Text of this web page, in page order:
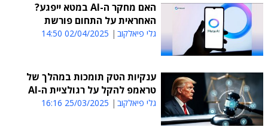
האם מחקר ה-AI במטא ייפגע?
האחראית על התחום פורשת
גלי פיאלקוב 02/04/2025 14:50
ענקיות הטק תומכות במהלך של
טראמפ להקל על רגולציית ה-AI
גלי פיאלקוב 25/03/2025 16:16